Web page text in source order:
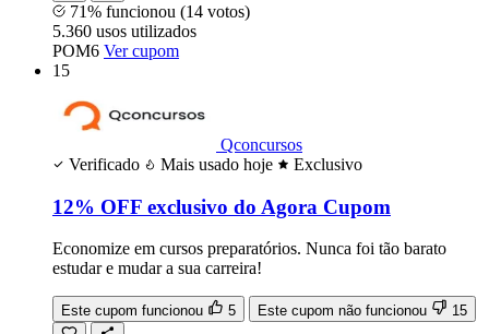
71% funcionou (14 votos)
5.360 usos utilizados
POM6 Ver cupom
15
Qconcursos
Verificado
Mais usado hoje Exclusivo
12% OFF exclusivo do Agora Cupom
Economize em cursos preparatórios. Nunca foi tão barato
estudar e mudar a sua carreira!
Este cupom funcionou 5 Este cupom não funcionou 15